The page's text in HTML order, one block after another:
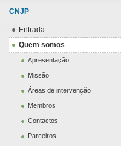
CNJP
Entrada
Quem somos
Apresentação
Missão
Áreas de intervenção
Membros
Contactos
Parceiros